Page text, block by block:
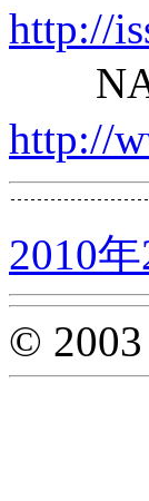
http://
http://
2010
© 2003